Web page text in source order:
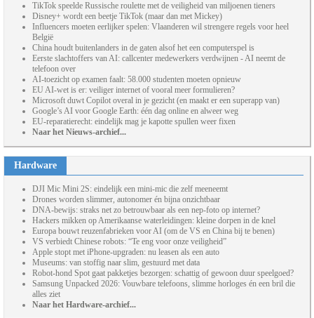
TikTok speelde Russische roulette met de veiligheid van miljoenen tieners
Disney+ wordt een beetje TikTok (maar dan met Mickey)
Influencers moeten eerlijker spelen: Vlaanderen wil strengere regels voor heel
België
China houdt buitenlanders in de gaten alsof het een computerspel is
Eerste slachtoffers van AI: callcenter medewerkers verdwijnen - AI neemt de
telefoon over
AI-toezicht op examen faalt: 58.000 studenten moeten opnieuw
EU AI-wet is er: veiliger internet of vooral meer formulieren?
Microsoft duwt Copilot overal in je gezicht (en maakt er een superapp van)
Google’s AI voor Google Earth: één dag online en alweer weg
EU-reparatierecht: eindelijk mag je kapotte spullen weer fixen
Naar het Nieuws-archief...
Hardware
DJI Mic Mini 2S: eindelijk een mini-mic die zelf meeneemt
Drones worden slimmer, autonomer én bijna onzichtbaar
DNA-bewijs: straks net zo betrouwbaar als een nep-foto op internet?
Hackers mikken op Amerikaanse waterleidingen: kleine dorpen in de knel
Europa bouwt reuzenfabrieken voor AI (om de VS en China bij te benen)
VS verbiedt Chinese robots: “Te eng voor onze veiligheid”
Apple stopt met iPhone-upgraden: nu leasen als een auto
Museums: van stoffig naar slim, gestuurd met data
Robot-hond Spot gaat pakketjes bezorgen: schattig of gewoon duur speelgoed?
Samsung Unpacked 2026: Vouwbare telefoons, slimme horloges én een bril die
alles ziet
Naar het Hardware-archief...